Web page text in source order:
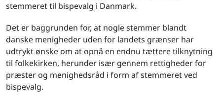
stemmeret til bispevalg i Danmark.
Det er baggrunden for, at nogle stemmer blandt
danske menigheder uden for landets grænser har
udtrykt ønske om at opnå en endnu tættere tilknytning
til folkekirken, herunder især gennem rettigheder for
præster og menighedsråd i form af stemmeret ved
bispevalg.